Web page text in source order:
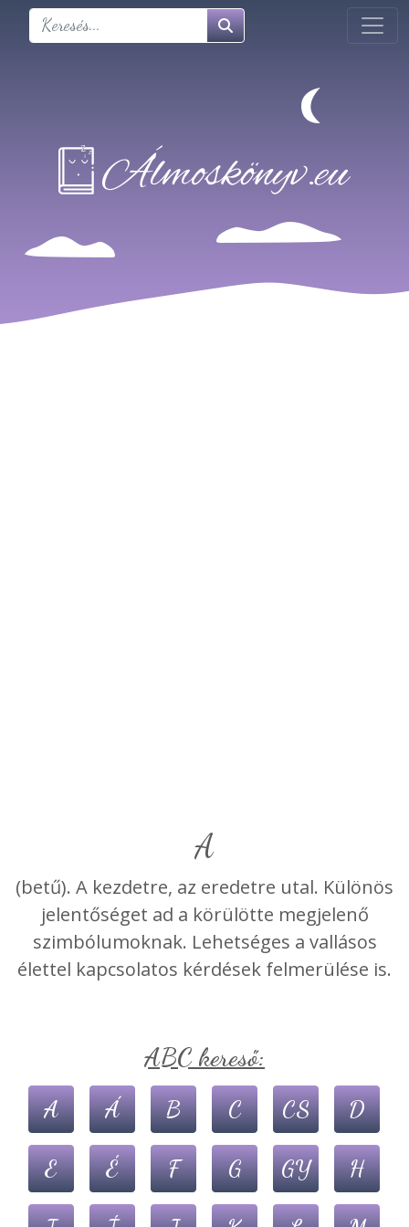
A
(betű). A kezdetre, az eredetre utal. Különös
jelentőséget ad a körülötte megjelenő
szimbólumoknak. Lehetséges a vallásos
élettel kapcsolatos kérdések felmerülése is.
ABC kereső:
A Á B C CS D
E É F G GY H